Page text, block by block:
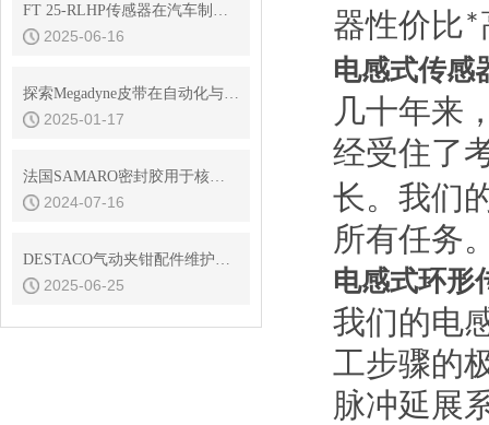
FT 25-RLHP传感器在汽车制造中的应用
2025-06-16
探索Megadyne皮带在自动化与制造中的应用
2025-01-17
法国SAMARO密封胶用于核电特殊场合
2024-07-16
DESTACO气动夹钳配件维护与保养技巧
2025-06-25
器性价比*
电感式传感
几十年来
经受住了
长。我们
所有任务
电感式环形
我们的电
工步骤的
脉冲延展